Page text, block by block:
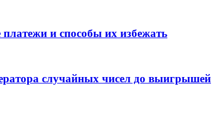
и способы их избежать
случайных чисел до выигрышей